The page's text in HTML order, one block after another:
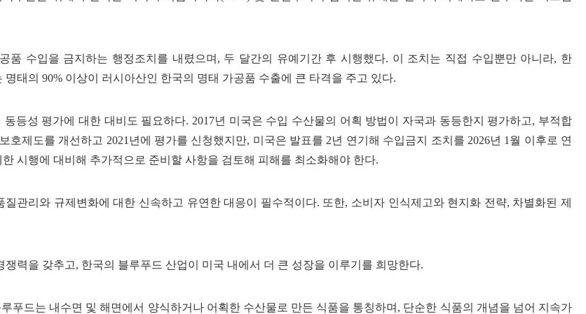
품 수입을 금지하는 행정조치를 내렸으며, 두 달간의 유예기간 후 시행했다. 이 조치는 직접 수입뿐만 아니라, 한
태의 90% 이상이 러시아산인 한국의 명태 가공품 수출에 큰 타격을 주고 있다.
동등성 평가에 대한 대비도 필요하다. 2017년 미국은 수입 수산물의 어획 방법이 자국과 동등한지 평가하고, 부적합
제도를 개선하고 2021년에 평가를 신청했지만, 미국은 발표를 2년 연기해 수입금지 조치를 2026년 1월 이후로 연
시행에 대비해 추가적으로 준비할 사항을 검토해 피해를 최소화해야 한다.
관리와 규제변화에 대한 신속하고 유연한 대응이 필수적이다. 또한, 소비자 인식제고와 현지화 전략, 차별화된 제
력을 갖추고, 한국의 블루푸드 산업이 미국 내에서 더 큰 성장을 이루기를 희망한다.
푸드는 내수면 및 해면에서 양식하거나 어획한 수산물로 만든 식품을 통칭하며, 단순한 식품의 개념을 넘어 지속가